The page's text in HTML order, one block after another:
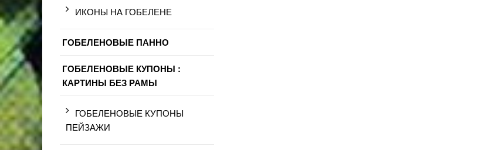
ИКОНЫ НА ГОБЕЛЕНЕ
ГОБЕЛЕНОВЫЕ ПАННО
ГОБЕЛЕНОВЫЕ КУПОНЫ :
КАРТИНЫ БЕЗ РАМЫ
ГОБЕЛЕНОВЫЕ КУПОНЫ
ПЕЙЗАЖИ